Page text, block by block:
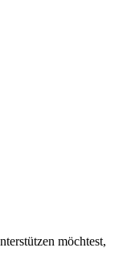
möchtest,